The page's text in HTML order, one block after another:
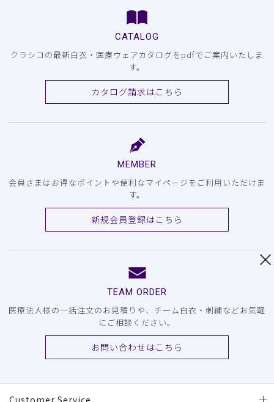
CATALOG
クラシコの最新白衣・医療ウェアカタログをpdfでご案内いたしま
す。
カタログ請求はこちら
MEMBER
会員さまはお得なポイントや便利なマイページをご利用いただけま
す。
新規会員登録はこちら
TEAM ORDER
医療法人様の一括注文のお見積りや、チーム白衣・刺繍などお気軽
にご相談ください。
お問い合わせはこちら
Customer Service